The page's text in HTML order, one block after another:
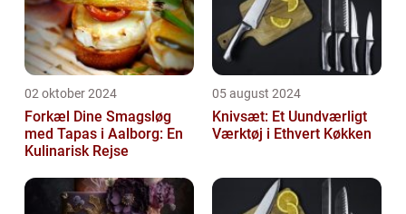
02 oktober 2024
Forkæl Dine Smagsløg
med Tapas i Aalborg: En
Kulinarisk Rejse
05 august 2024
Knivsæt: Et Uundværligt
Værktøj i Ethvert Køkken